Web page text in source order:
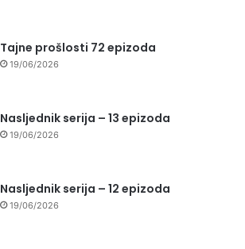
Tajne prošlosti 72 epizoda
19/06/2026
Nasljednik serija – 13 epizoda
19/06/2026
Nasljednik serija – 12 epizoda
19/06/2026